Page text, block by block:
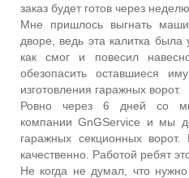
заказ будет готов через неделю.
Мне пришлось выгнать
дворе, ведь эта калитка
как смог и повесил
обезопасить оставшиеся
изготовления гаражных ворот.
Ровно через 6 дней со
компании GnGService и мы
гаражных секционных
качественно. Работой ребят
Не когда не думал, что